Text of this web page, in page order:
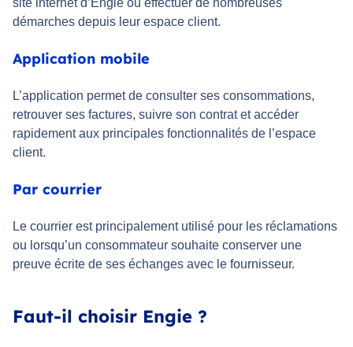
démarches depuis leur espace client.
Application mobile
L’application permet de consulter ses consommations,
retrouver ses factures, suivre son contrat et accéder
rapidement aux principales fonctionnalités de l’espace
client.
Par courrier
Le courrier est principalement utilisé pour les réclamations
ou lorsqu’un consommateur souhaite conserver une
preuve écrite de ses échanges avec le fournisseur.
Faut-il choisir Engie ?